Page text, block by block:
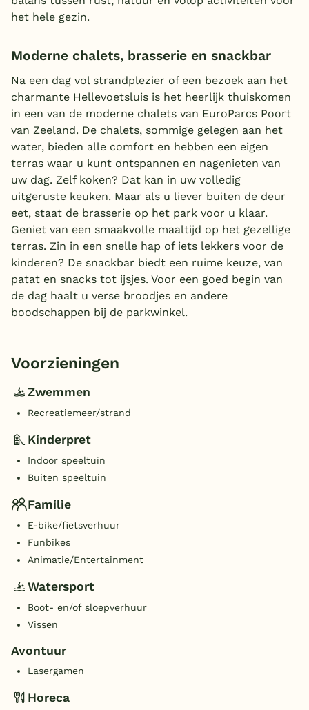
het hele gezin.
Moderne chalets, brasserie en snackbar
Na een dag vol strandplezier of een bezoek aan het
charmante Hellevoetsluis is het heerlijk thuiskomen
in een van de moderne chalets van EuroParcs Poort
van Zeeland. De chalets, sommige gelegen aan het
water, bieden alle comfort en hebben een eigen
terras waar u kunt ontspannen en nagenieten van
uw dag. Zelf koken? Dat kan in uw volledig
uitgeruste keuken. Maar als u liever buiten de deur
eet, staat de brasserie op het park voor u klaar.
Geniet van een smaakvolle maaltijd op het gezellige
terras. Zin in een snelle hap of iets lekkers voor de
kinderen? De snackbar biedt een ruime keuze, van
patat en snacks tot ijsjes. Voor een goed begin van
de dag haalt u verse broodjes en andere
boodschappen bij de parkwinkel.
Voorzieningen
Zwemmen
Recreatiemeer/strand
Kinderpret
Indoor speeltuin
Buiten speeltuin
Familie
E-bike/fietsverhuur
Funbikes
Animatie/Entertainment
Watersport
Boot- en/of sloepverhuur
Vissen
Avontuur
Lasergamen
Horeca